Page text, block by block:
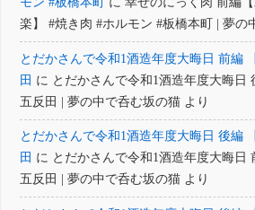
楽】 #焼き肉 #ホルモン #板橋本町 | 夢の
とだかさんで令和1酒造年度大晦日 前編
田 に とだかさんで令和1酒造年度大晦日
五反田 | 夢の中で呑む坂の猫 より
とだかさんで令和1酒造年度大晦日 後編
田 に とだかさんで令和1酒造年度大晦日
五反田 | 夢の中で呑む坂の猫 より